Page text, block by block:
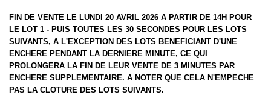
FIN DE VENTE LE LUNDI 20 AVRIL 2026 A PARTIR DE 14H POUR
LE LOT 1 - PUIS TOUTES LES 30 SECONDES POUR LES LOTS
SUIVANTS, A L'EXCEPTION DES LOTS BENEFICIANT D'UNE
ENCHERE PENDANT LA DERNIERE MINUTE, CE QUI
PROLONGERA LA FIN DE LEUR VENTE DE 3 MINUTES PAR
ENCHERE SUPPLEMENTAIRE. A NOTER QUE CELA N'EMPECHE
PAS LA CLOTURE DES LOTS SUIVANTS.